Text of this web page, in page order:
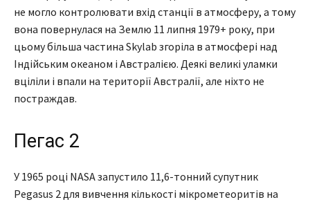
не могло контролювати вхід станції в атмосферу, а тому
вона повернулася на Землю 11 липня 1979+ року, при
цьому більша частина Skylab згоріла в атмосфері над
Індійським океаном і Австралією. Деякі великі уламки
вціліли і впали на території Австралії, але ніхто не
постраждав.
Пегас 2
У 1965 році NASA запустило 11,6-тонний супутник
Pegasus 2 для вивчення кількості мікрометеоритів на